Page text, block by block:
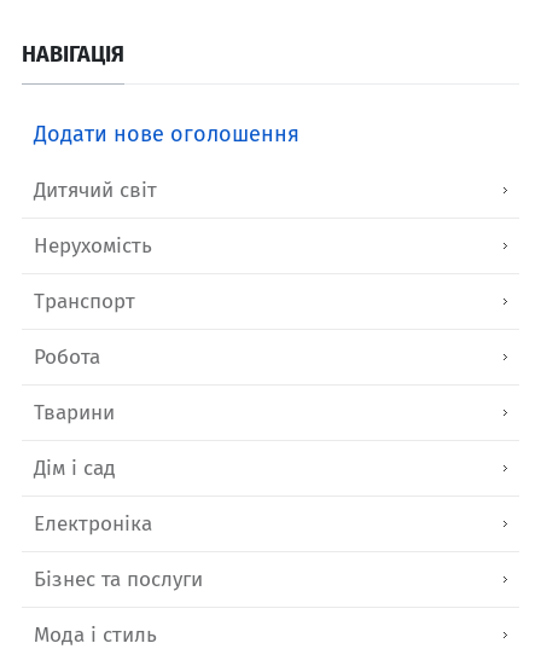
НАВІГАЦІЯ
Додати нове оголошення
Дитячий світ
Нерухомість
Транспорт
Робота
Тварини
Дім і сад
Електроніка
Бізнес та послуги
Мода і стиль